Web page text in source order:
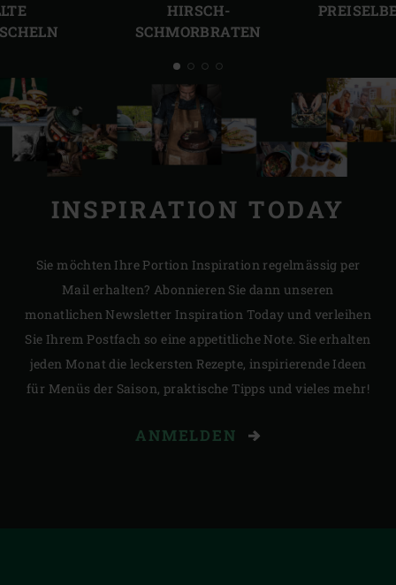
HIRSCH-
SCHMORBRATEN
INSPIRATION TODAY
Sie möchten Ihre Portion Inspiration regelmässig per
Mail erhalten? Abonnieren Sie dann unseren
monatlichen Newsletter Inspiration Today und verleihen
Sie Ihrem Postfach so eine appetitliche Note. Sie erhalten
jeden Monat die leckersten Rezepte, inspirierende Ideen
für Menüs der Saison, praktische Tipps und vieles mehr!
ANMELDEN